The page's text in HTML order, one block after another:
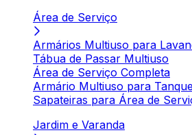
Área de Serviço
Armários Multiuso para
Tábua de Passar Multiuso
Área de Serviço Completa
Armário Multiuso para
Sapateiras para Área de
Jardim e Varanda